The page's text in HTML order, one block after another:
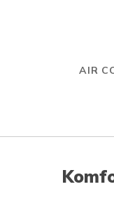
AIR